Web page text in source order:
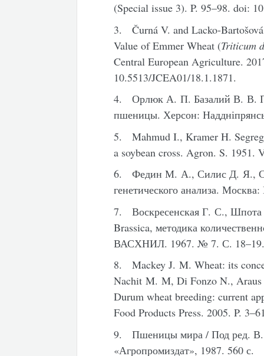
(Special issue 3). P. 95–98. doi:
3. Čurná V. and Lacko-
Value of Emmer Wheat (Triticum
Central European Agriculture.
10.5513/JCEA01/18.1.1871.
4. Орлюк А. П. Базалий В. В.
пшеницы. Херсон:
5. Mahmud I., Kramer H.
a soybean cross. Agron. S.
6. Федин М. А., Силис Д. Я.,
генетического анализа.
7. Воскресенская Г. С., Шпота
Brassica, методика
ВАСХНИЛ. 1967. № 7. С.
8. Mackey J. M. Wheat: its
Nachit M. M, Di Fonzo N.,
Durum wheat breeding: current
Food Products Press. 2005. P.
9. Пшеницы мира / Под ред.
«Агропромиздат», 1987. 560 с.